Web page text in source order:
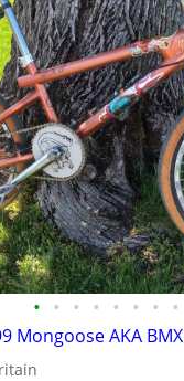
• • • • • • • •
Mongoose AKA BMX